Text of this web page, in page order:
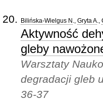
Bilińska-Wielgus N ., Gryta A.,
Aktywność
gleby
Warsztaty
degradacji gleb
36-37